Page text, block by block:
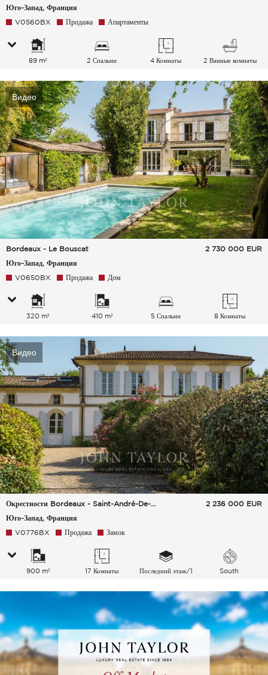
Юго-Запад, Франция
V0560BX
Продажа Апартаменты
89 m² 2 Спальни 4 Комнаты 2 Ванные комнаты
Видео
Bordeaux - Le Bouscat
Юго-Запад, Франция
2 730 000 EUR
V0650BX Продажа Дом
320 m² 410 m² 5 Спальни 8 Комнаты
Видео
Окрестности Bordeaux - Saint-André-De-Cubzac
Юго-Запад, Франция
2 236 000 EUR
V0776BX Продажа Замок
900 m² 17 Комнаты Последний этаж/1 South